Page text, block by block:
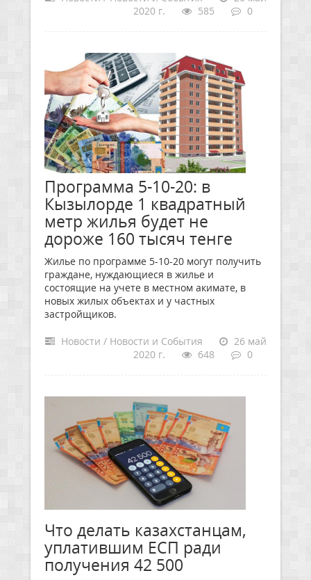
2020 г.
585 0
Программа 5-10-20: в
Кызылорде 1 квадратный
метр жилья будет не
дороже 160 тысяч тенге
Жилье по программе 5-10-20 могут получить
граждане, нуждающиеся в жилье и
состоящие на учете в местном акимате, в
новых жилых объектах и у частных
застройщиков.
Новости / Новости и События
26 май
2020 г.
648 0
Что делать казахстанцам,
уплатившим ЕСП ради
получения 42 500